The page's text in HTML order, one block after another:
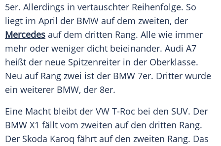
5er. Allerdings in vertauschter Reihenfolge. So
liegt im April der BMW auf dem zweiten, der
Mercedes auf dem dritten Rang. Alle wie immer
mehr oder weniger dicht beieinander. Audi A7
heißt der neue Spitzenreiter in der Oberklasse.
Neu auf Rang zwei ist der BMW 7er. Dritter wurde
ein weiterer BMW, der 8er.
Eine Macht bleibt der VW T-Roc bei den SUV. Der
BMW X1 fällt vom zweiten auf den dritten Rang.
Der Skoda Karoq fährt auf den zweiten Rang. Das